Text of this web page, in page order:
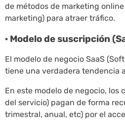
de métodos de marketing online
marketing) para atraer tráfico.
· Modelo de suscripción
El modelo de negocio SaaS
tiene una verdadera tendencia
En este modelo de negocio, los
del servicio) pagan de forma
trimestral, anual, etc) por el